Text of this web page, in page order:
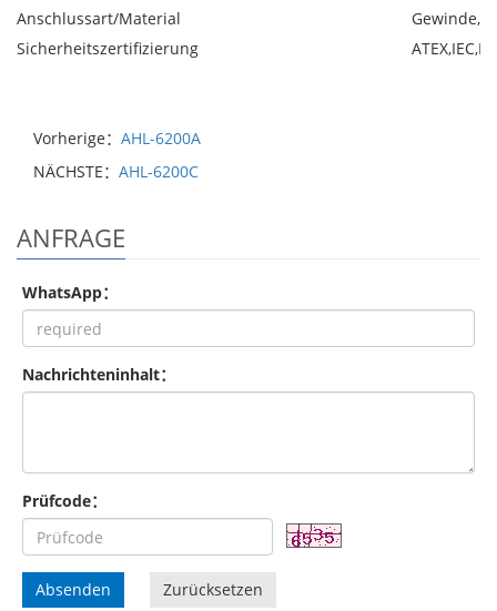
Anschlussart/Material
Gewinde,
Sicherheitszertifizierung
Vorherige： AHL-6200A
NÄCHSTE： AHL-6200C
ANFRAGE
WhatsApp：
Nachrichteninhalt：
Prüfcode：
Absenden Zurücksetzen